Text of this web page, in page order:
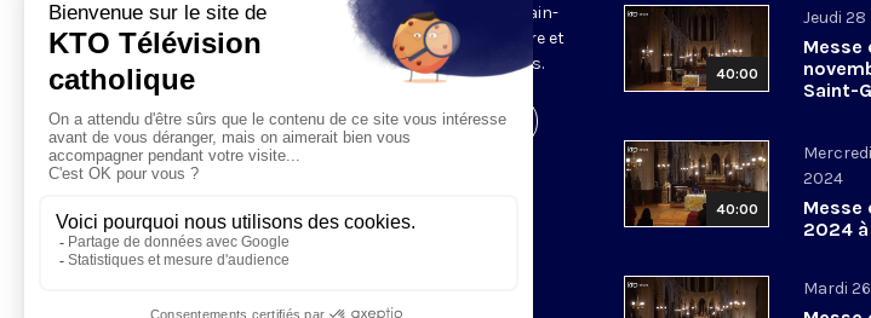
messe en direct de l'église Saint-Germain-
l'Auxerrois, grâce au recteur archiprêtre et
aux chapelains de Notre-Dame de Paris.
Visiter la page de l'émission
40:00
Jeudi
Messe
Saint-
40:00
2024
Messe
2024
Mardi